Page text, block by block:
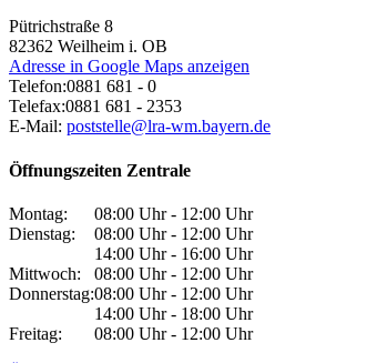
Pütrichstraße 8
82362 Weilheim i. OB
Adresse in Google Maps anzeigen
Telefon:0881 681 - 0
Telefax:0881 681 - 2353
E-Mail: poststelle@lra-wm.bayern.de
Öffnungszeiten Zentrale
Montag:
08:00 Uhr - 12:00 Uhr
Dienstag:
08:00 Uhr - 12:00 Uhr
14:00 Uhr - 16:00 Uhr
Mittwoch:
08:00 Uhr - 12:00 Uhr
Donnerstag:08:00 Uhr - 12:00 Uhr
14:00 Uhr - 18:00 Uhr
Freitag:
08:00 Uhr - 12:00 Uhr